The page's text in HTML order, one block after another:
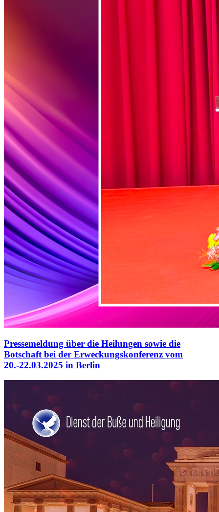
Pressemeldung über die Heilungen sowie die
Botschaft bei der Erweckungskonferenz vom
20.-22.03.2025 in Berlin